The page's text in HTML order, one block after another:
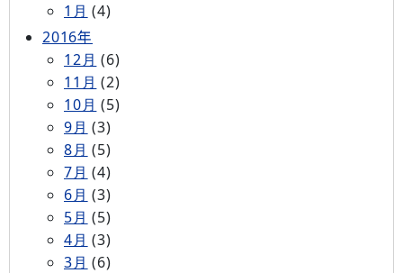
1月 (4)
2016年
12月 (6)
11月 (2)
10月 (5)
9月 (3)
8月 (5)
7月 (4)
6月 (3)
5月 (5)
4月 (3)
3月 (6)